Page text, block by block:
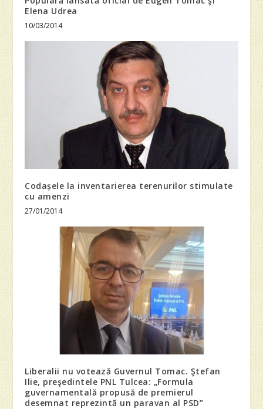
Elena Udrea
10/03/2014
Codașele la inventarierea terenurilor stimulate
cu amenzi
27/01/2014
Liberalii nu votează Guvernul Tomac. Ştefan
Ilie, preşedintele PNL Tulcea: „Formula
guvernamentală propusă de premierul
desemnat reprezintă un paravan al PSD”